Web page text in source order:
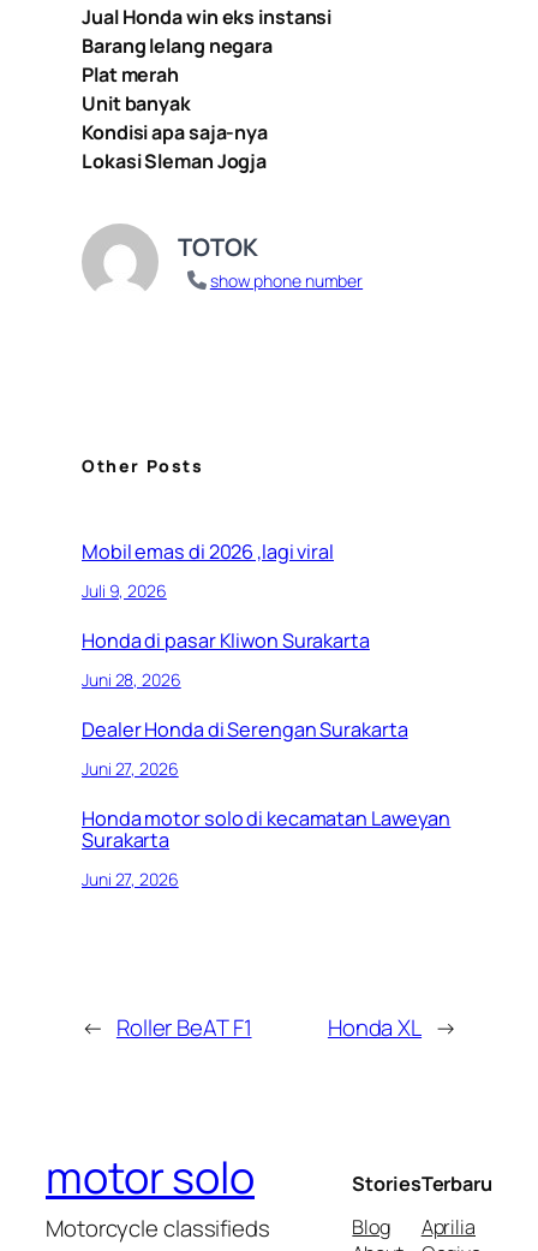
Jual Honda win eks instansi
Barang lelang negara
Plat merah
Unit banyak
Kondisi apa saja-nya
Lokasi Sleman Jogja
TOTOK
show phone number
Other Posts
Mobil emas di 2026 ,lagi viral
Juli 9, 2026
Honda di pasar Kliwon Surakarta
Juni 28, 2026
Dealer Honda di Serengan Surakarta
Juni 27, 2026
Honda motor solo di kecamatan Laweyan
Surakarta
Juni 27, 2026
← Roller BeAT F1 Honda XL →
motor solo
Motorcycle classifieds
Stories
Blog
Terbaru
Aprilia